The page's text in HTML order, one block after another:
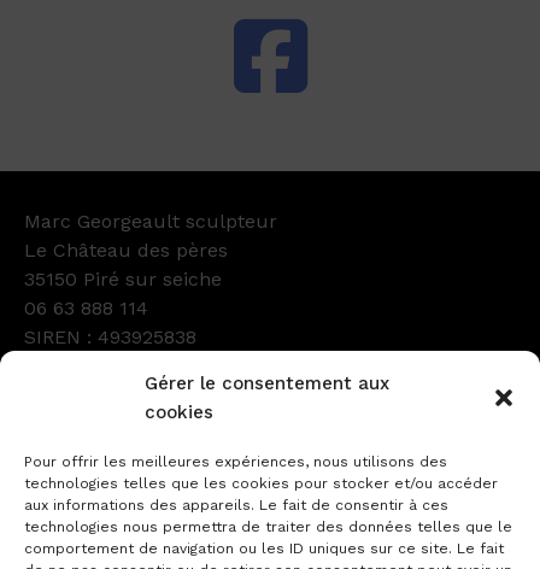
Gérer le consentement aux
cookies
Pour offrir les meilleures expériences, nous utilisons des
technologies telles que les cookies pour stocker et/ou accéder
aux informations des appareils. Le fait de consentir à ces
technologies nous permettra de traiter des données telles que le
comportement de navigation ou les ID uniques sur ce site. Le fait
Marc Georgeault sculpteur
Le Château des pères
35150 Piré sur seiche
06 63 888 114
SIREN : 493925838
Instagram
LinkedIn